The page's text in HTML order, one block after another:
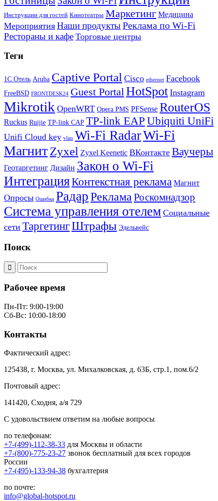
Инструкции для гостей Кинотеатры Маркетинг Медицина
Мероприятия Наши продуктыРеклама по Wi-Fi
Рестораны и кафе Торговые центры
Теги
1С Отель Aruba Captive Portal Cisco ethernet Facebook
FreeBSD FRONTDESK24 Guest PortalHotSpot Instagram
Mikrotik OpenWRT Opera PMS PFSense RouterOS
Ruckus Ruijie TP-link CAP TP-link EAP Ubiquiti UniFi
Unifi Cloud key vlan Wi-Fi RadarWi-Fi
МагнитZyxel Zyxel Keenetic ВКонтакте Ваучеры
Геотаргетинг Дизайн Закон о Wi-Fi
ИнтеграцияКонтекстная реклама Магнит
Опросы Ошибка РадарРеклама Роскомнадзор
Система управления отелем Социальные
сети ТаргетингШтрафы Эдельвейс
Поиск
Рабочее время
Пн-Пт: 9:00-19:00
Сб-Вс: 10:00-18:00
Контакты
Фактический адрес:
125438, г. Москва, ул. Михалковская, д. 63Б, стр.1, пом.6/2
Почтовый адрес:
141420, Сходня, а/я 729
С удовольствием ответим на любые вопросы
по телефонам:
+7-(499)-112-38-33 для Москвы и области
+7-(800)-775-23-27 звонок бесплатный для всех городов
России
+7-(495)-133-94-38 бухгалтерия
по почте:
info@global-hotspot.ru